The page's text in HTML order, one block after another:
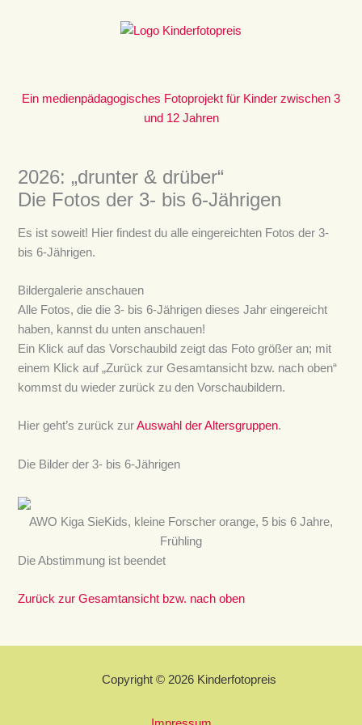
Ein medienpädagogisches Fotoprojekt für Kinder zwischen 3
und 12 Jahren
2026: „drunter & drüber“
Die Fotos der 3- bis 6-Jährigen
Es ist soweit! Hier findest du alle eingereichten Fotos der 3-
bis 6-Jährigen.
Bildergalerie anschauen
Alle Fotos, die die 3- bis 6-Jährigen dieses Jahr eingereicht
haben, kannst du unten anschauen!
Ein Klick auf das Vorschaubild zeigt das Foto größer an; mit
einem Klick auf „Zurück zur Gesamtansicht bzw. nach oben“
kommst du wieder zurück zu den Vorschaubildern.
Hier geht’s zurück zurAuswahl der Altersgruppen.
Die Bilder der 3- bis 6-Jährigen
AWO Kiga SieKids, kleine Forscher orange, 5 bis 6 Jahre,
Frühling
Die Abstimmung ist beendet
Zurück zur Gesamtansicht bzw. nach oben
Copyright © 2026 Kinderfotopreis